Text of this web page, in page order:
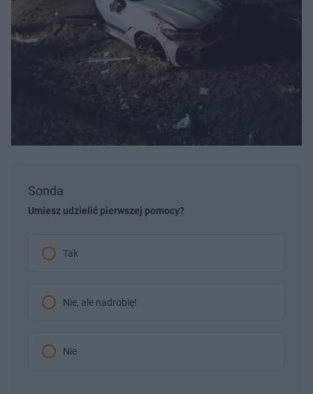
Sonda
Umiesz udzielić pierwszej pomocy?
Tak
Nie, ale nadrobię!
Nie